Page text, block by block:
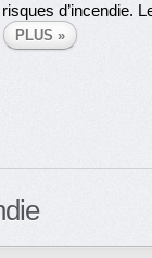
d’incendie.
PLUS »